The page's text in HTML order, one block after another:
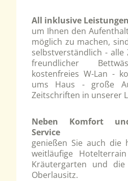
All inklusive
um Ihnen den
möglich zu machen,
selbstverständlich -
freundlicher
kostenfreies W-Lan -
ums Haus - große
Zeitschriften in unserer
Neben Komfort
Service
genießen Sie auch die
weitläufige
Kräutergarten und
Oberlausitz.